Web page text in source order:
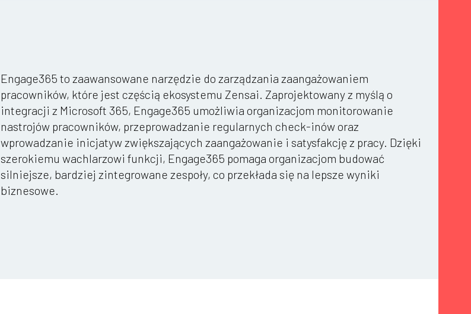
Engage365 to zaawansowane narzędzie do zarządzania zaangażowaniem
pracowników, które jest częścią ekosystemu Zensai. Zaprojektowany z myślą o
integracji z Microsoft 365, Engage365 umożliwia organizacjom monitorowanie
nastrojów pracowników, przeprowadzanie regularnych check-inów oraz
wprowadzanie inicjatyw zwiększających zaangażowanie i satysfakcję z pracy. Dzięki
szerokiemu wachlarzowi funkcji, Engage365 pomaga organizacjom budować
silniejsze, bardziej zintegrowane zespoły, co przekłada się na lepsze wyniki
biznesowe.